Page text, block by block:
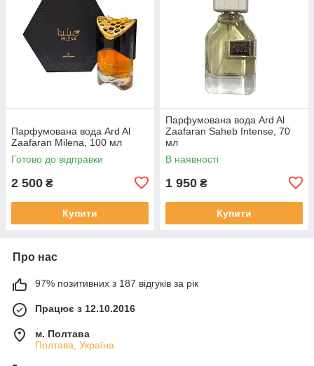
Парфумована вода Ard Al
Zaafaran Milena, 100 мл
Готово до відправки
2 500 ₴
Купити
Парфумована вода Ard Al
Zaafaran Saheb Intense, 70
мл
В наявності
1 950 ₴
Купити
Про нас
97% позитивних з 187 відгуків за рік
Працює з 12.10.2016
м. Полтава
Полтава, Україна